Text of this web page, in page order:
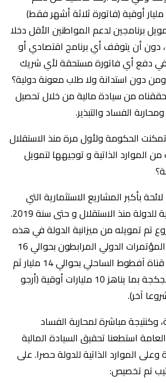
أسعار المحروقات ب 35 مليار أوقية (فاتورة ثلاثة أشهر فقط)
برنامجين لدعم المواطنين الأقل دخلا
أوقية، دون أن يتوقف أي برنامج اقتصادي أو
دفع أي فاتورة مستحقة لأي شريك
دون استدانة ولا طلب معونة دولية؟
حققناه من سيادة مالية من خلال تحصيل
الفساد والتبذير.
الحكومة ولأول مرة منذ الاستقلال
من الموارد الذاتية و توجيهها لتمويل
بأكبر المشاريع الاستثمارية التي
مولت على الموارد الذاتية للدولة منذ الاستقلال و حتى سنة 2019.
تم تمويله من ميزانية الدولة في هذه
الفترة هو مشروع قصر المؤتمرات الدولي المرابطون بحوالي 16
مليار أوقية يليه مشروع قناة آفطوط الساحلي بحوالي 14 مليار ثم
مشروع طريق المجرية تجكجة بما يناهز 10 مليارات أوقية (أرجو
آخر).
مباشرة لمحاربة الفساد
استطعنا تحقيق السيادة المالية
الموارد الذاتية للدولة حصرا. على
تم تخصيص: